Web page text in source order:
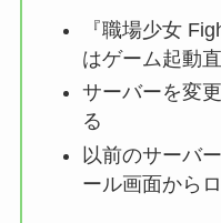
『職場少女
はゲーム起動
サーバーを変
る
以前のサーバ
ール画面から